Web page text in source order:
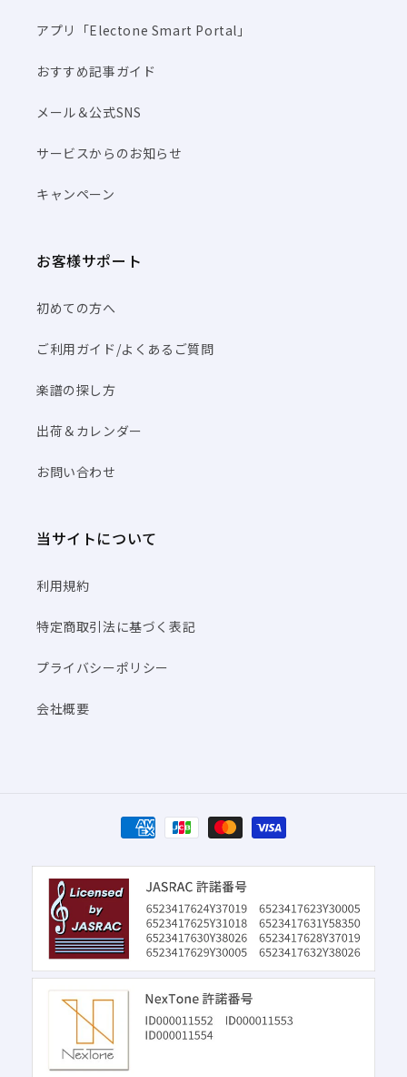
アプリ「Electone Smart Portal」
おすすめ記事ガイド
メール＆公式SNS
サービスからのお知らせ
キャンペーン
お客様サポート
初めての方へ
ご利用ガイド/よくあるご質問
楽譜の探し方
出荷＆カレンダー
お問い合わせ
当サイトについて
利用規約
特定商取引法に基づく表記
プライバシーポリシー
会社概要
決
済
方
法